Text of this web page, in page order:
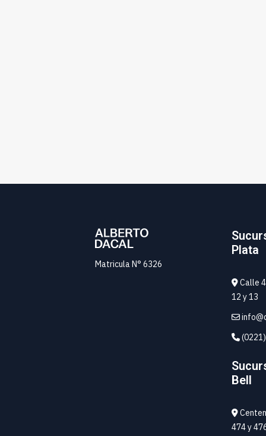
Matricula N° 6326
Plata
Calle
12 y 13
Bell
474 y